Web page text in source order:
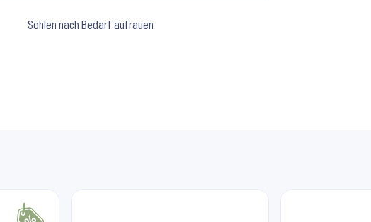
Sohlen nach Bedarf aufrauen